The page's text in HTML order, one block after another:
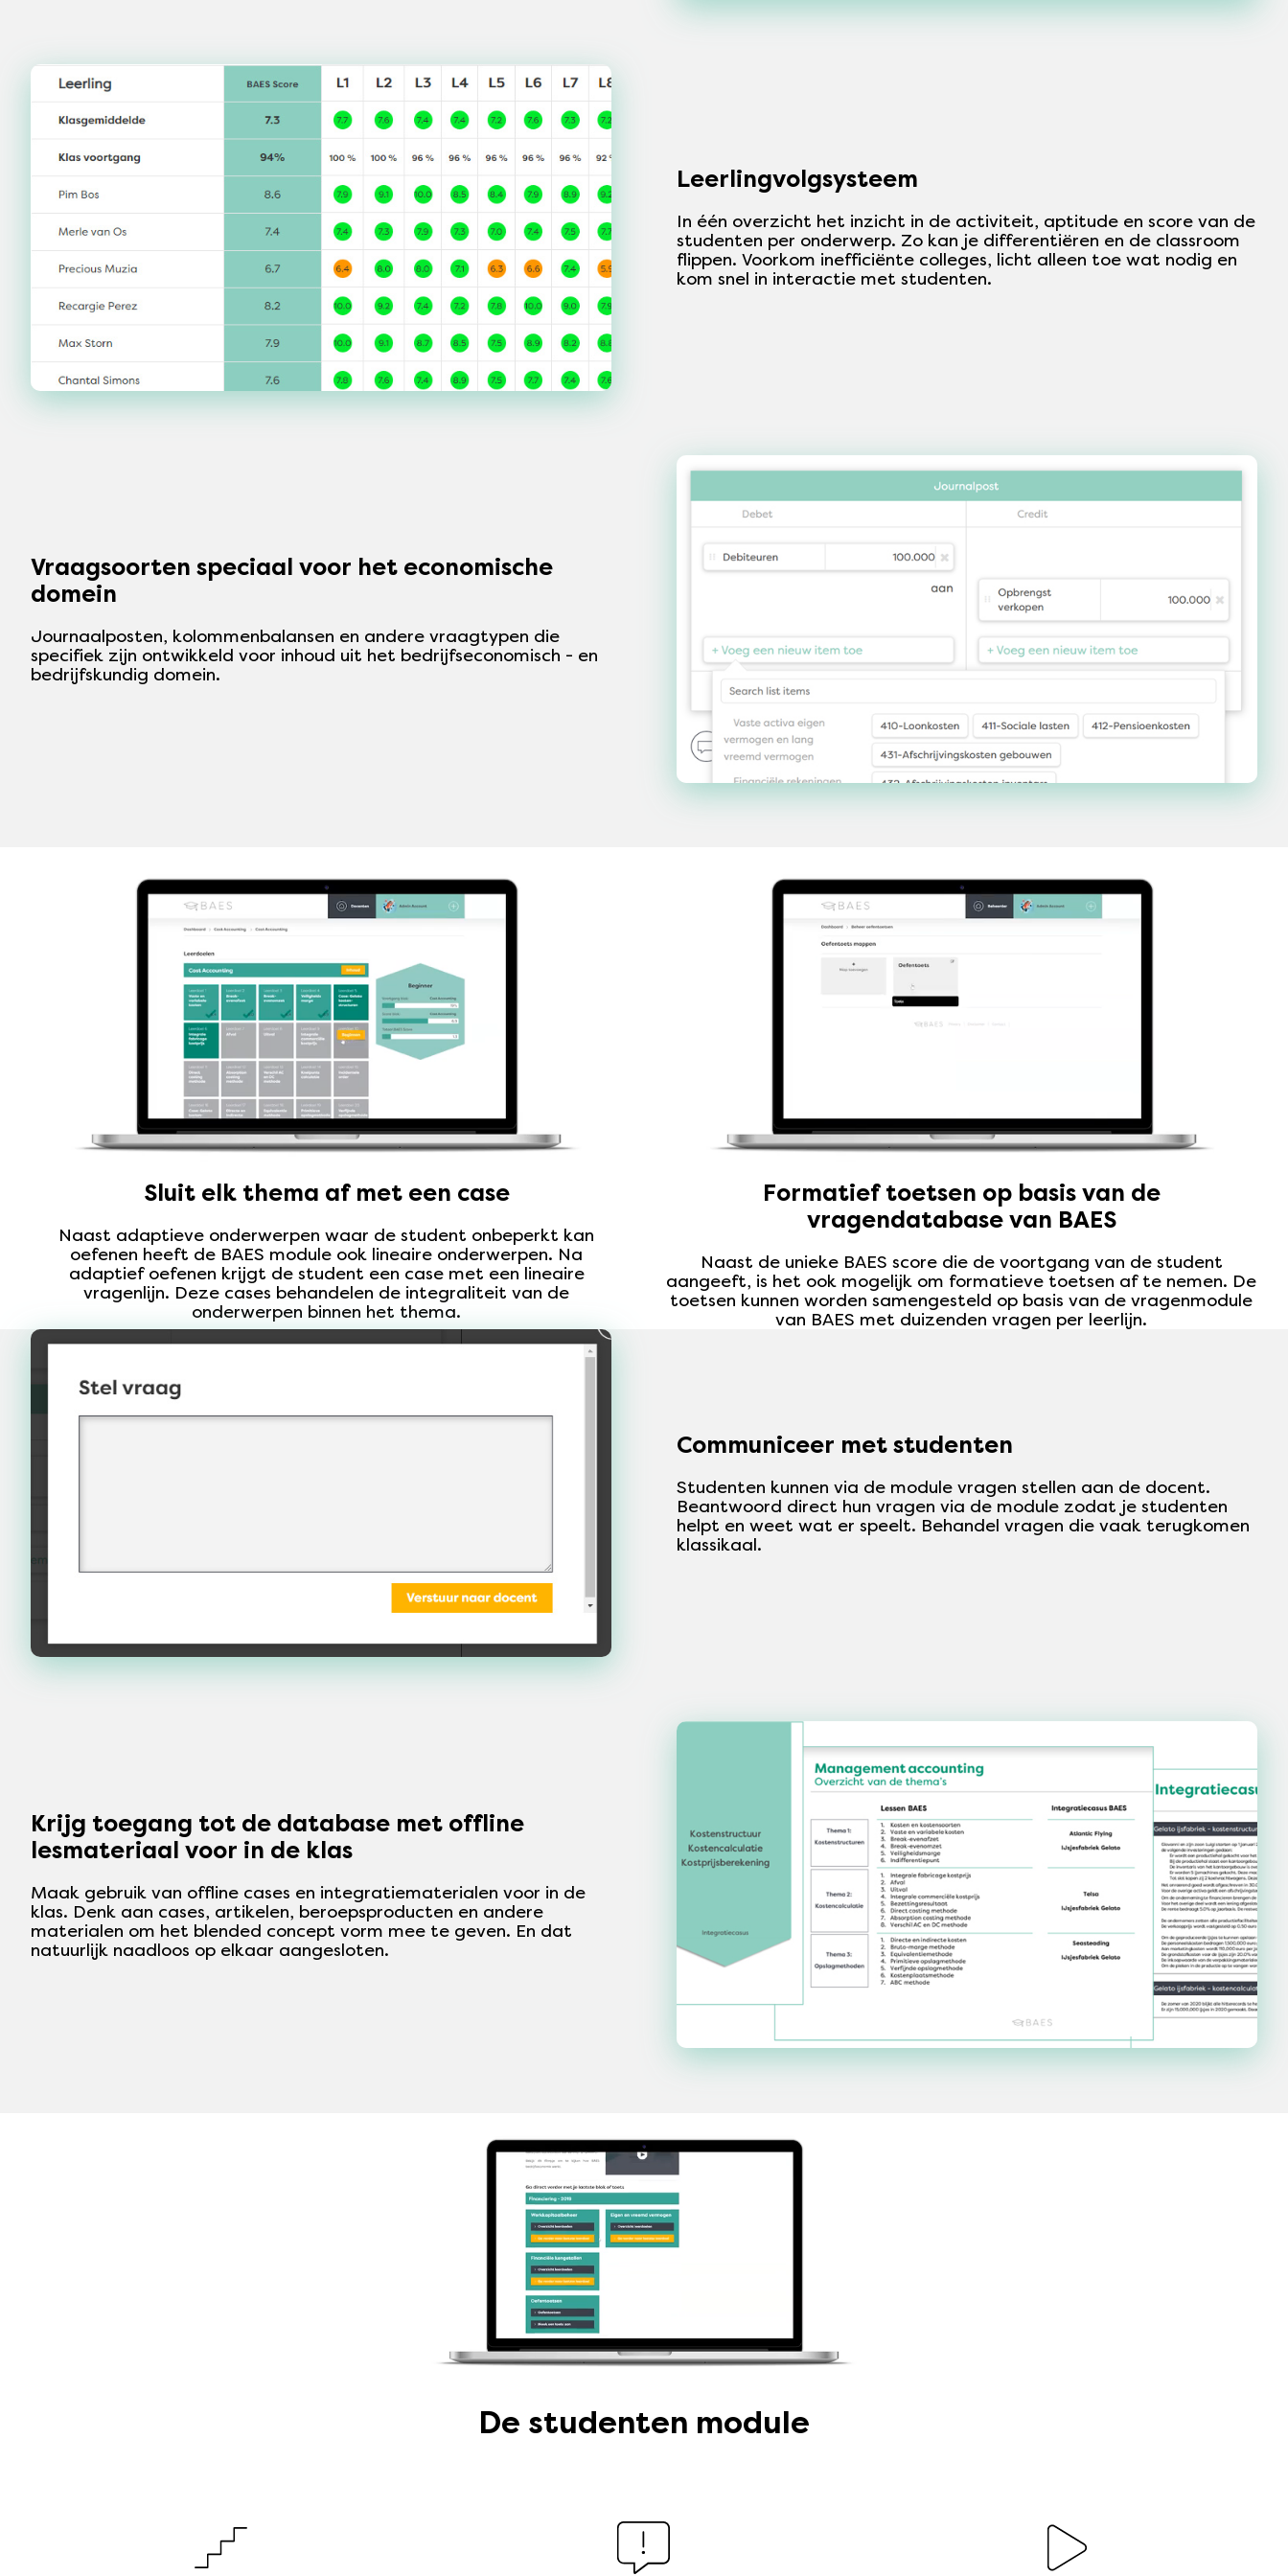
Leerlingvolgsysteem
In één overzicht het inzicht in de activiteit, aptitude en score van de
studenten per onderwerp. Zo kan je differentiëren en de classroom
flippen. Voorkom inefficiënte colleges, licht alleen toe wat nodig en
kom snel in interactie met studenten.
Vraagsoorten speciaal voor het economische
domein
Journaalposten, kolommenbalansen en andere vraagtypen die
specifiek zijn ontwikkeld voor inhoud uit het bedrijfseconomisch - en
bedrijfskundig domein.
Sluit elk thema af met een case
Naast adaptieve onderwerpen waar de student onbeperkt kan
oefenen heeft de BAES module ook lineaire onderwerpen. Na
adaptief oefenen krijgt de student een case met een lineaire
vragenlijn. Deze cases behandelen de integraliteit van de
onderwerpen binnen het thema.
Formatief toetsen op basis van de
vragendatabase van BAES
Naast de unieke BAES score die de voortgang van de student
aangeeft, is het ook mogelijk om formatieve toetsen af te nemen. De
toetsen kunnen worden samengesteld op basis van de vragenmodule
van BAES met duizenden vragen per leerlijn.
Communiceer met studenten
Studenten kunnen via de module vragen stellen aan de docent.
Beantwoord direct hun vragen via de module zodat je studenten
helpt en weet wat er speelt. Behandel vragen die vaak terugkomen
klassikaal.
Krijg toegang tot de database met offline
lesmateriaal voor in de klas
Maak gebruik van offline cases en integratiematerialen voor in de
klas. Denk aan cases, artikelen, beroepsproducten en andere
materialen om het blended concept vorm mee te geven. En dat
natuurlijk naadloos op elkaar aangesloten.
De studenten module